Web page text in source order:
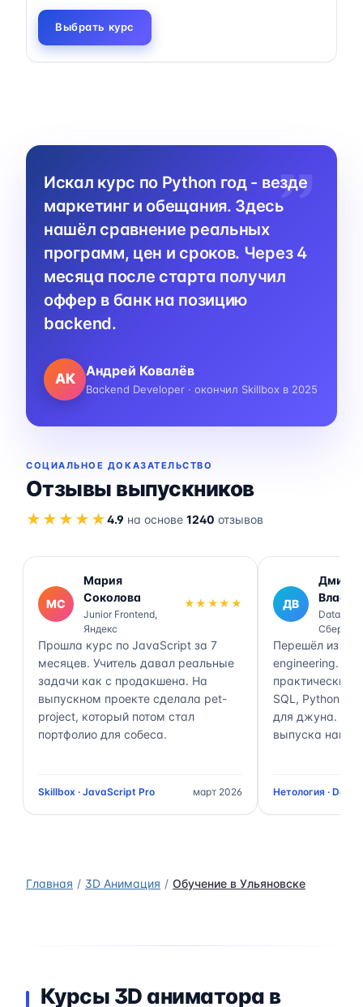
Выбрать курс
Искал курс по Python год - везде
маркетинг и обещания. Здесь
нашёл сравнение реальных
программ, цен и сроков. Через 4
месяца после старта получил
оффер в банк на позицию
backend.
АК Андрей Ковалёв
Backend Developer · окончил Skillbox в 2025
СОЦИАЛЬНОЕ ДОКАЗАТЕЛЬСТВО
Отзывы выпускников
★★★★★4.9 на основе 1240 отзывов
МС
Мария
Соколова
Junior Frontend,
Яндекс
★★★★★
Прошла курс по JavaScript за 7
месяцев. Учитель давал реальные
задачи как с продакшена. На
выпускном проекте сделала pet-
project, который потом стал
портфолио для собеса.
Skillbox · JavaScript Pro март 2026
ДВ
Власов
Data
Сбер
Перешёл из
engineering.
практически
SQL, Python,
для джуна.
выпуска нашёл
Нетология · Data
Главная 3D Анимация Обучение в Ульяновске
Курсы 3D аниматора в